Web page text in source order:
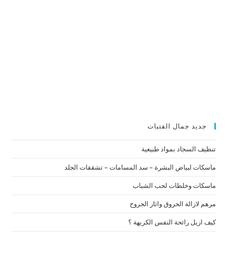
جديد جمال الفتيات
تنظيف السجاد بمواد طبيعية
ماسكات لبياض البشرة – سد المسامات – تشققات الجلد
ماسكات وخلطات لحب الشباب
مرهم لازالة الحروق واثار الجروح
كيف ازيل رائحة النفس الكريهة ؟